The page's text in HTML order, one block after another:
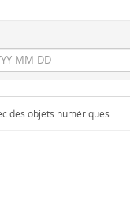
des objets numériques